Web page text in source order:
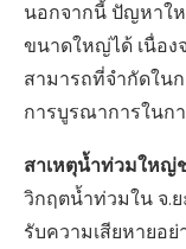
นอกจากนี้ ปัญหาใ
ขนาดใหญ่ได้ เนื่อ
สามารถที่จำกัดใน
การบูรณาการในก
สาเหตุน้ำท่วมใหญ่
วิกฤตน้ำท่วมใน จ.
รับความเสียหายอ